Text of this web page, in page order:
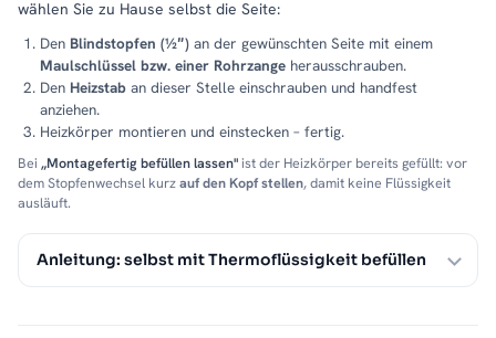
wählen Sie zu Hause selbst die Seite:
Den Blindstopfen (½″) an der gewünschten Seite mit einem
Maulschlüssel bzw. einer Rohrzange herausschrauben.
Den Heizstab an dieser Stelle einschrauben und handfest
anziehen.
Heizkörper montieren und einstecken – fertig.
Bei „Montagefertig befüllen lassen"ist der Heizkörper bereits gefüllt: vor
dem Stopfenwechsel kurzauf den Kopf stellen, damit keine Flüssigkeit
ausläuft.
Anleitung: selbst mit Thermoflüssigkeit befüllen